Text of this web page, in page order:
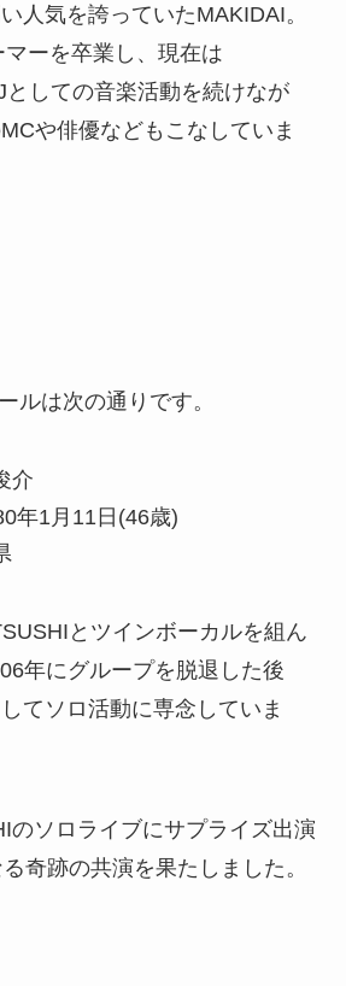
人気を誇っていたMAKIDAI。
ーを卒業し、現在は
としての音楽活動を続けなが
や俳優などもこなしていま
ルは次の通りです。
介
年1月11日(46歳)
とツインボーカルを組ん
年にグループを脱退した後
てソロ活動に専念していま
のソロライブにサプライズ出演
奇跡の共演を果たしました。